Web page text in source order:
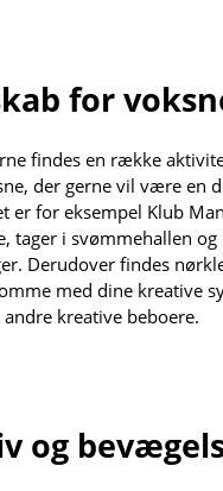
for
findes en række
der gerne vil være en
er for eksempel Klub
tager i svømmehallen og
Derudover findes
med dine kreative
kreative beboere.
og